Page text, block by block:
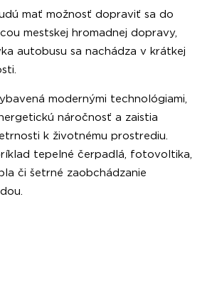
mať možnosť dopraviť sa do
mestskej hromadnej dopravy,
autobusu sa nachádza v krátkej
modernými technológiami,
náročnosť a zaistia
k životnému prostrediu.
tepelné čerpadlá, fotovoltika,
či šetrné zaobchádzanie